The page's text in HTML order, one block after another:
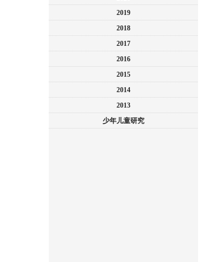
2019
2018
2017
2016
2015
2014
2013
少年儿童研究